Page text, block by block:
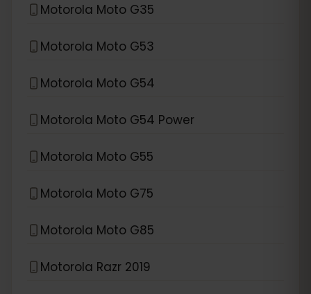
Motorola Moto G35
Motorola Moto G53
Motorola Moto G54
Motorola Moto G54 Power
Motorola Moto G55
Motorola Moto G75
Motorola Moto G85
Motorola Razr 2019